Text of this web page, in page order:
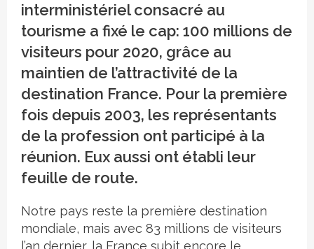
interministériel consacré au
tourisme a fixé le cap: 100 millions de
visiteurs pour 2020, grâce au
maintien de l’attractivité de la
destination France. Pour la première
fois depuis 2003, les représentants
de la profession ont participé à la
réunion. Eux aussi ont établi leur
feuille de route.
Notre pays reste la première destination
mondiale, mais avec 83 millions de visiteurs
l’an dernier, la France subit encore le